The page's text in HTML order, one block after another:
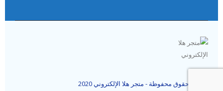
جميع الحقوق محفوظة - متجر هلا الإلكتروني 2020